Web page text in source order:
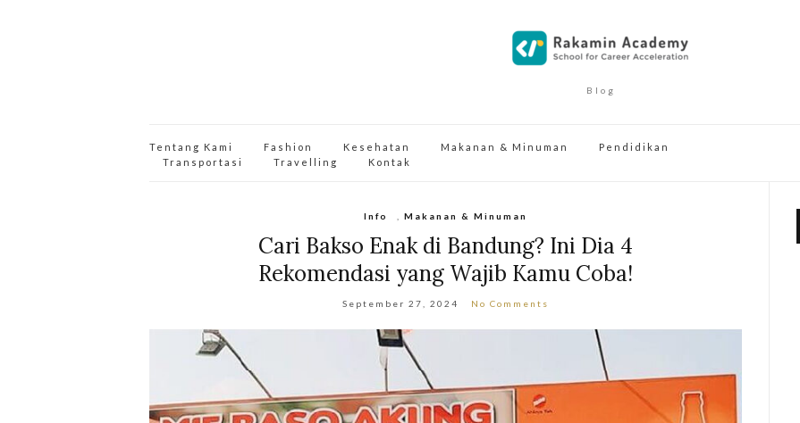
Blog
Tentang Kami Fashion Kesehatan Makanan & Minuman
Pendidikan
Transportasi
Travelling Kontak
Info ,Makanan & Minuman
Cari Bakso Enak di Bandung? Ini Dia 4
Rekomendasi yang Wajib Kamu Coba!
September 27, 2024 No Comments